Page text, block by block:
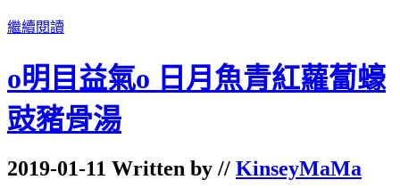
繼續閱讀
o明目益氣o 日月魚青紅蘿蔔蠔
豉豬骨湯
2019-01-11 Written by // KinseyMaMa